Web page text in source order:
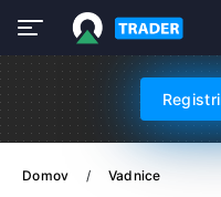
Domov Vadnice